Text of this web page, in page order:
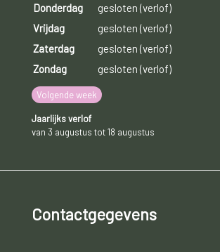
Donderdag
gesloten (verlof)
Vrijdag
gesloten (verlof)
Zaterdag
gesloten (verlof)
Zondag
gesloten (verlof)
Volgende week
Jaarlijks verlof
van 3 augustus tot 18 augustus
Contactgegevens